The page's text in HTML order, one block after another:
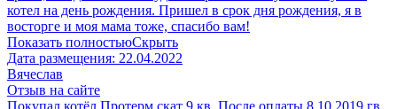
котел на день рождения. Пришел в срок дня рождения, я в
восторге и моя мама тоже, спасибо вам!
Показать полностьюСкрыть
Дата размещения: 22.04.2022
Вячеслав
Отзыв на сайте